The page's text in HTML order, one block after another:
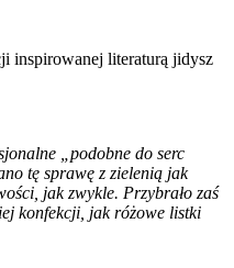
inspirowanej literaturą jidysz
„podobne do serc
tę sprawę z zielenią jak
jak zwykle. Przybrało zaś
konfekcji, jak różowe listki